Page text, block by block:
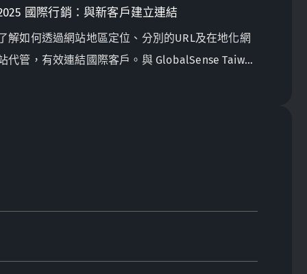
國際行銷：與新客戶建立連結
解如何透過網站地區定位、分別的URL及在地化網
代管，有效連結國際客戶。與 GlobalSense Taiwan